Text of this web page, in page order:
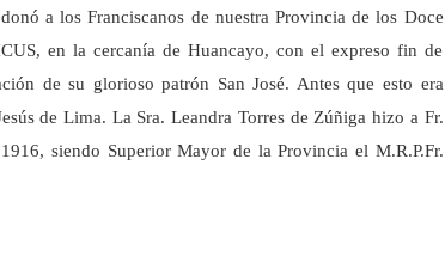
a los Franciscanos de nuestra Provincia de los Doce
en la cercanía de Huancayo, con el expreso fin de
de su glorioso patrón San José. Antes que esto era
de Lima. La Sra. Leandra Torres de Zúñiga hizo a Fr.
siendo Superior Mayor de la Provincia el M.R.P.Fr.